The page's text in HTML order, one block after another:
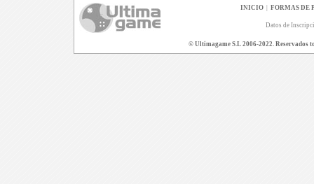
INICIO| FORMAS DE
Datos de
© Ultimagame S.L 2006-2022. Reservados